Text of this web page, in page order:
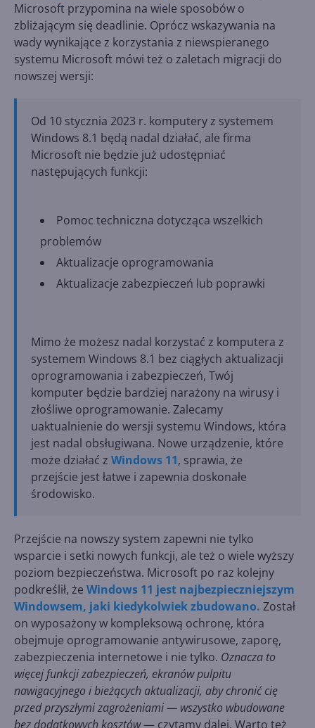
Microsoft przypomina na wiele sposobów o
zbliżającym się deadlinie. Oprócz wskazywania na
wady wynikające z korzystania z niewspieranego
systemu Microsoft mówi też o zaletach migracji do
nowszej wersji:
Od 10 stycznia 2023 r. komputery z systemem
Windows 8.1 będą nadal działać, ale firma
Microsoft nie będzie już udostępniać
następujących funkcji:
Pomoc techniczna dotycząca wszelkich
problemów
Aktualizacje oprogramowania
Aktualizacje zabezpieczeń lub poprawki
Mimo że możesz nadal korzystać z komputera z
systemem Windows 8.1 bez ciągłych aktualizacji
oprogramowania i zabezpieczeń, Twój
komputer będzie bardziej narażony na wirusy i
złośliwe oprogramowanie. Zalecamy
uaktualnienie do wersji systemu Windows, która
jest nadal obsługiwana. Nowe urządzenie, które
może działać z Windows 11, sprawia, że
przejście jest łatwe i zapewnia doskonałe
środowisko.
Przejście na nowszy system zapewni nie tylko
wsparcie i setki nowych funkcji, ale też o wiele wyższy
poziom bezpieczeństwa. Microsoft po raz kolejny
podkreślił, że Windows 11 jest najbezpieczniejszym
Windowsem, jaki kiedykolwiek zbudowano. Został
on wyposażony w kompleksową ochronę, która
obejmuje oprogramowanie antywirusowe, zaporę,
zabezpieczenia internetowe i nie tylko. Oznacza to
więcej funkcji zabezpieczeń, ekranów pulpitu
nawigacyjnego i bieżących aktualizacji, aby chronić cię
przed przyszłymi zagrożeniami — wszystko wbudowane
bez dodatkowych kosztów— czytamy dalej. Warto też